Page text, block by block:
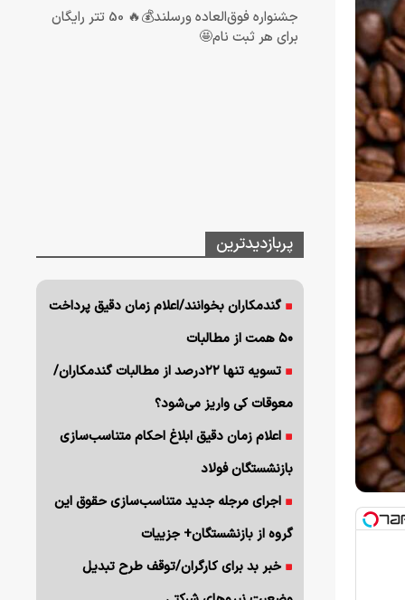
جشنواره فوق‌العاده ورسلند💰🔥 50 تتر رایگان
برای هر ثبت نام🤩
پربازدیدترین
گندمکاران بخوانند/اعلام زمان دقیق پرداخت
۵۰ همت از مطالبات
تسویه تنها ۲۲درصد از مطالبات گندمکاران/
معوقات کی واریز می‌شود؟
اعلام زمان دقیق ابلاغ احکام متناسب‌سازی
بازنشستگان فولاد
اجرای مرجله جدید متناسب‌سازی حقوق این
گروه از بازنشستگان+ جزییات
خبر بد برای کارگران/توقف طرح تبدیل